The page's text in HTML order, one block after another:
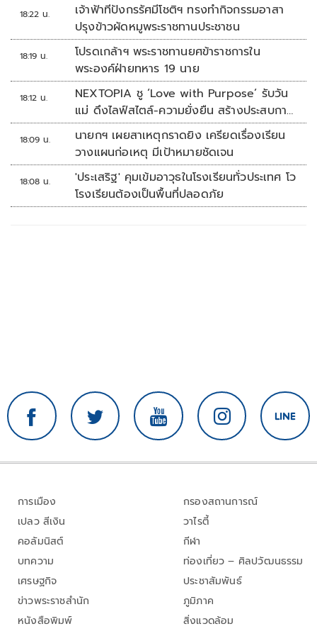
18:22 น.
เจ้าฟ้าทีปังกรรัศมีโชติฯ ทรงทำกิจกรรมอาสา
ปรุงข้าวผัดหมูพระราชทานประชาชน
18:19 น.
โปรดเกล้าฯ พระราชทานยศข้าราชการใน
พระองค์ฝ่ายทหาร 19 นาย
18:12 น.
NEXTOPIA ชู ‘Love with Purpose’ รับวัน
แม่ ดึงไลฟ์สไตล์-ความยั่งยืน สร้างประสบกา
รณ์ช้อปปิงมีความหมาย
18:09 น.
นายกฯ เผยสาเหตุกราดยิง เครียดเรื่องเรียน
วางแผนก่อเหตุ มีเป้าหมายชัดเจน
18:08 น.
'ประเสริฐ' คุมเข้มอาวุธในโรงเรียนทั่วประเทศ โว
โรงเรียนต้องเป็นพื้นที่ปลอดภัย
การเมือง
เปลว สีเงิน
คอลัมนิสต์
บทความ
เศรษฐกิจ
ข่าวพระราชสำนัก
หนังสือพิมพ์
กรองสถานการณ์
วาไรตี้
กีฬา
ท่องเที่ยว – ศิลปวัฒนธรรม
ประชาสัมพันธ์
ภูมิภาค
สิ่งแวดล้อม